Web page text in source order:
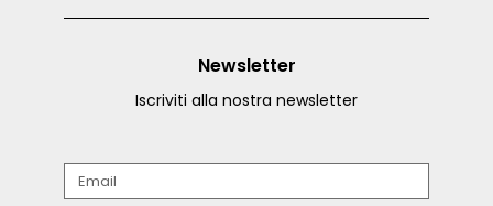
Newsletter
Iscriviti alla nostra newsletter